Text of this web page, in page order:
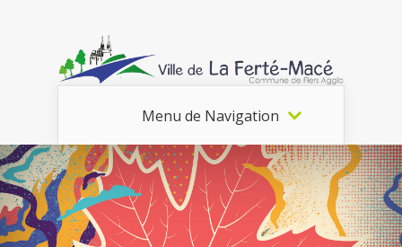
Menu de Navigation